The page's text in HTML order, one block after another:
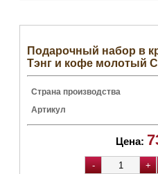
Подарочный набор в
Тэнг и кофе молотый
Страна производства
Артикул
Цена: